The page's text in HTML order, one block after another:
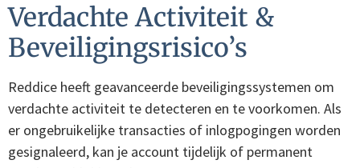
Verdachte Activiteit &
Beveiligingsrisico’s
Reddice heeft geavanceerde beveiligingssystemen om
verdachte activiteit te detecteren en te voorkomen. Als
er ongebruikelijke transacties of inlogpogingen worden
gesignaleerd, kan je account tijdelijk of permanent